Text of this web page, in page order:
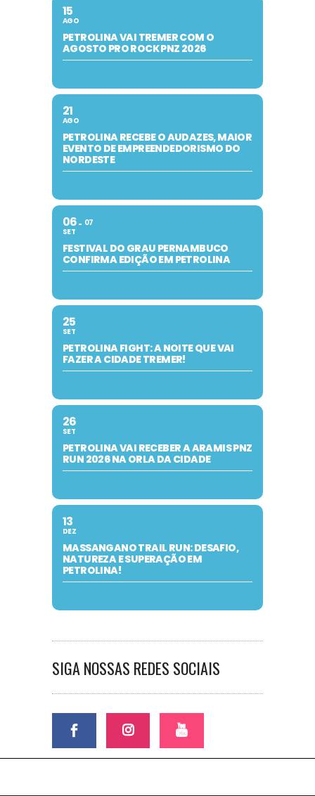
15
AGO
PETROLINA VAI TREMER COM O
AGOSTO PRO ROCK PNZ 2026
21
AGO
PETROLINA RECEBE O AUDAZES, MAIOR
EVENTO DE EMPREENDEDORISMO DO
NORDESTE
06
SET
07
FESTIVAL DO GRAU PERNAMBUCO
CONFIRMA EDIÇÃO EM PETROLINA
25
SET
PETROLINA FIGHT: A NOITE QUE VAI
FAZER A CIDADE TREMER!
26
SET
PETROLINA VAI RECEBER A ARAMIS PNZ
RUN 2026 NA ORLA DA CIDADE
13
DEZ
MASSANGANO TRAIL RUN: DESAFIO,
NATUREZA E SUPERAÇÃO EM
PETROLINA!
SIGA NOSSAS REDES SOCIAIS